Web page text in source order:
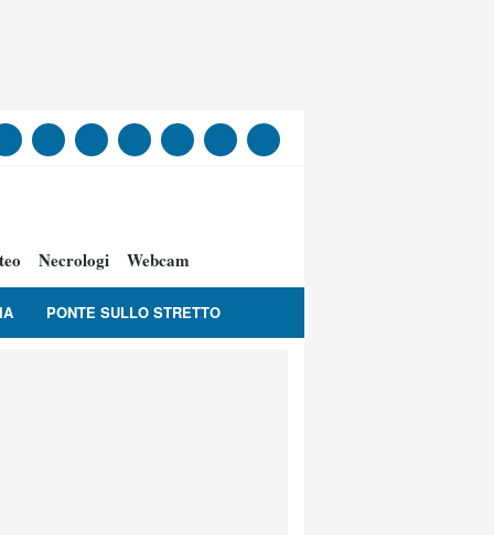
Necrologi Webcam
PONTE SULLO STRETTO